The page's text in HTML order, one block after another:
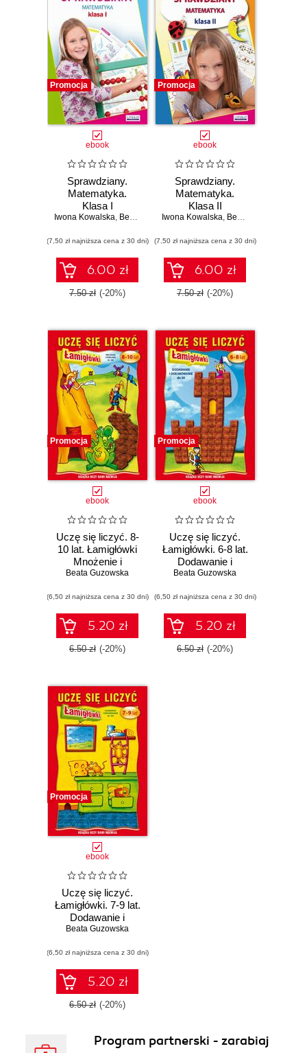
Promocja
ebook
Sprawdziany.
Matematyka.
Klasa I
Iwona Kowalska, Beata Guzowska
(7,50 zł najniższa cena z 30 dni)
6.00 zł
7.50 zł (-20%)
Promocja
ebook
Sprawdziany.
Matematyka.
Klasa II
Iwona Kowalska, Beata Guzowska
(7,50 zł najniższa cena z 30 dni)
6.00 zł
7.50 zł (-20%)
Promocja
ebook
Uczę się liczyć. 8-
10 lat. Łamigłówki
Mnożenie i
dzielenie do 100
Beata Guzowska
(6,50 zł najniższa cena z 30 dni)
5.20 zł
6.50 zł (-20%)
Promocja
ebook
Uczę się liczyć.
Łamigłówki. 6-8 lat.
Dodawanie i
odejmowanie do 30
Beata Guzowska
(6,50 zł najniższa cena z 30 dni)
5.20 zł
6.50 zł (-20%)
Promocja
ebook
Uczę się liczyć.
Łamigłówki. 7-9 lat.
Dodawanie i
odejmowanie do
Beata Guzowska
(6,50 zł najniższa cena z 30 dni)
5.20 zł
6.50 zł (-20%)
Program partnerski - zarabiaj